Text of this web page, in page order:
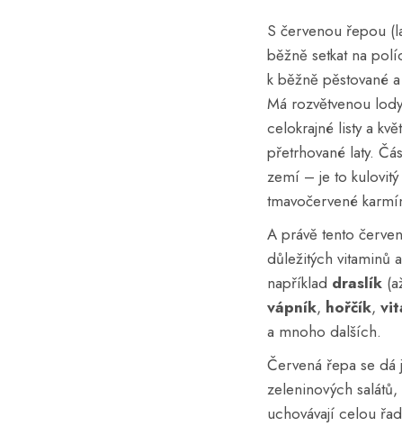
S červenou řepou
běžně setkat na
k běžně pěstované
Má rozvětvenou
celokrajné listy a
přetrhované laty.
zemí – je to kulovitý
tmavočervené
A právě tento
důležitých vitaminů
například draslík
vápník, hořčík,
a mnoho dalších.
Červená řepa se
zeleninových
uchovávají celou